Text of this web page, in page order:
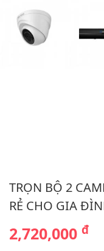
TRỌN BỘ 2
RẺ CHO GIA
2,720,000 đ